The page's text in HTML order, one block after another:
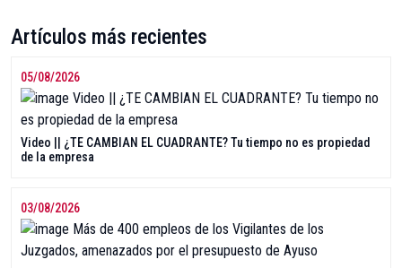
Artículos más recientes
05/08/2026
Video || ¿TE CAMBIAN EL CUADRANTE? Tu tiempo no es propiedad
de la empresa
03/08/2026